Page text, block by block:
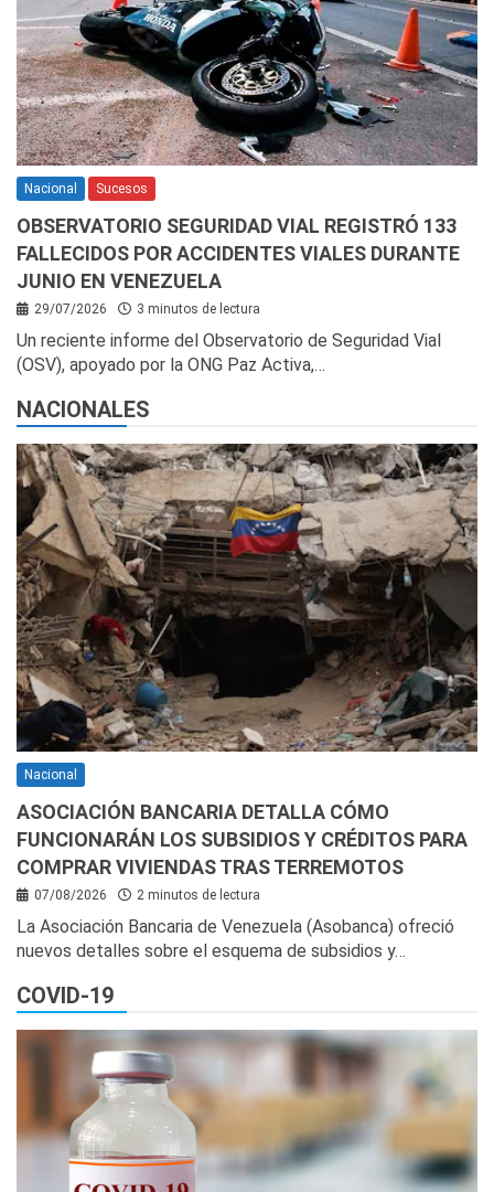
Nacional Sucesos
OBSERVATORIO SEGURIDAD VIAL REGISTRÓ 133
FALLECIDOS POR ACCIDENTES VIALES DURANTE
JUNIO EN VENEZUELA
29/07/2026 3 minutos de lectura
Un reciente informe del Observatorio de Seguridad Vial
(OSV), apoyado por la ONG Paz Activa,…
NACIONALES
Nacional
ASOCIACIÓN BANCARIA DETALLA CÓMO
FUNCIONARÁN LOS SUBSIDIOS Y CRÉDITOS PARA
COMPRAR VIVIENDAS TRAS TERREMOTOS
07/08/2026 2 minutos de lectura
La Asociación Bancaria de Venezuela (Asobanca) ofreció
nuevos detalles sobre el esquema de subsidios y…
COVID-19